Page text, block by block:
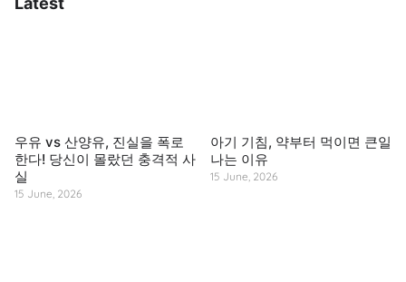
우유 vs 산양유, 진실을 폭로
한다! 당신이 몰랐던 충격적 사
실
15 June, 2026
아기 기침, 약부터 먹이면 큰일
나는 이유
15 June, 2026